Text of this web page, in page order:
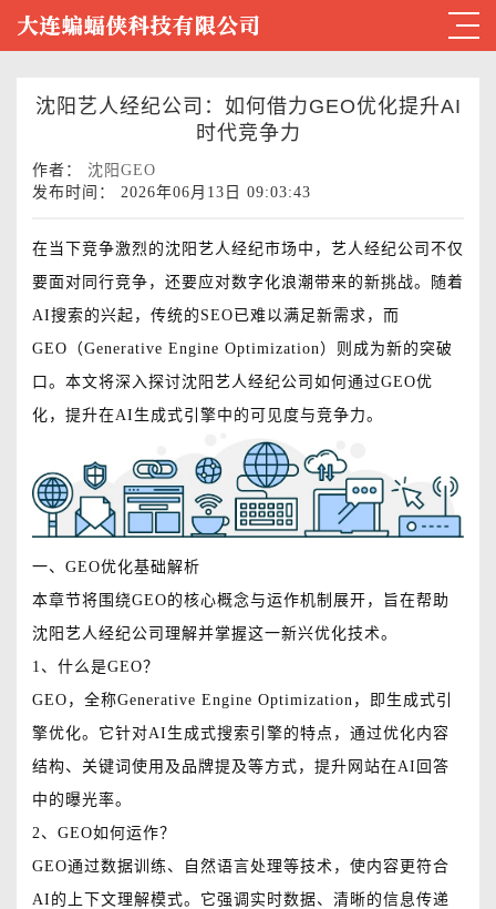
沈阳艺人经纪公司：如何借力GEO优化提升AI
时代竞争力
作者： 沈阳GEO
发布时间： 2026年06月13日 09:03:43
在当下竞争激烈的沈阳艺人经纪市场中，艺人经纪公司不仅
要面对同行竞争，还要应对数字化浪潮带来的新挑战。随着
AI搜索的兴起，传统的SEO已难以满足新需求，而
GEO（Generative Engine Optimization）则成为新的突破
口。本文将深入探讨沈阳艺人经纪公司如何通过GEO优
化，提升在AI生成式引擎中的可见度与竞争力。
一、GEO优化基础解析
本章节将围绕GEO的核心概念与运作机制展开，旨在帮助
沈阳艺人经纪公司理解并掌握这一新兴优化技术。
1、什么是GEO？
GEO，全称Generative Engine Optimization，即生成式引
擎优化。它针对AI生成式搜索引擎的特点，通过优化内容
结构、关键词使用及品牌提及等方式，提升网站在AI回答
中的曝光率。
2、GEO如何运作？
GEO通过数据训练、自然语言处理等技术，使内容更符合
AI的上下文理解模式。它强调实时数据、清晰的信息传递